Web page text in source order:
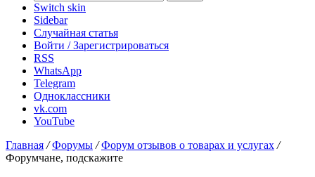
Switch skin
Sidebar
Случайная статья
Войти / Зарегистрироваться
RSS
WhatsApp
Telegram
Одноклассники
vk.com
YouTube
Главная / Форумы / Форум отзывов о товарах и услугах /
Форумчане, подскажите